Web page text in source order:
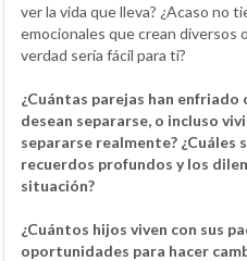
ver la vida que lleva? ¿Acaso no
emocionales que crean diversos
verdad sería fácil para ti?
¿Cuántas parejas han
desean separarse, o incluso
separarse realmente? ¿Cuáles
recuerdos profundos y los
situación?
¿Cuántos hijos viven con sus
oportunidades para hacer